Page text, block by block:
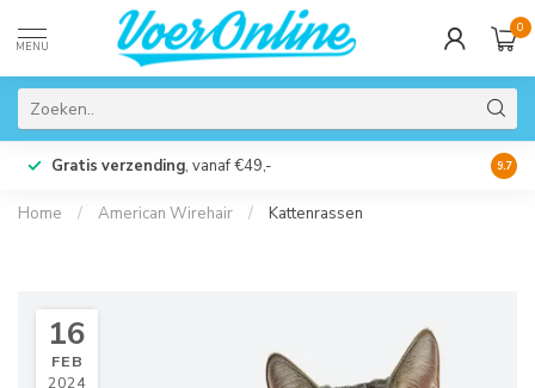
MENU
0
Gratis verzending, vanaf €49,- 9.7
Home / American Wirehair / Kattenrassen
16
FEB
2024